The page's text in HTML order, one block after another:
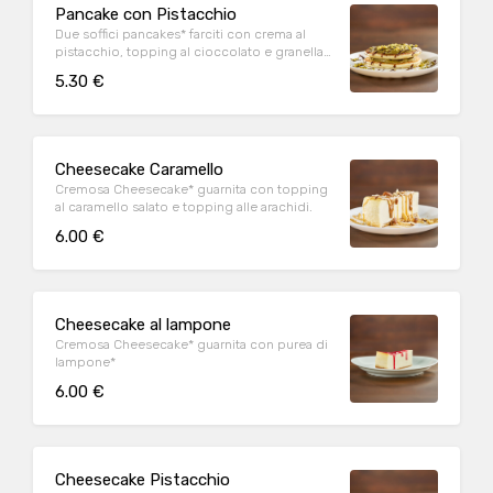
Pancake con Pistacchio
Due soffici pancakes* farciti con crema al
pistacchio, topping al cioccolato e granella
5.30 €
Cheesecake Caramello
Cremosa Cheesecake* guarnita con topping
al caramello salato e topping alle arachidi.
6.00 €
Cheesecake al lampone
Cremosa Cheesecake* guarnita con purea di
lampone*
6.00 €
Cheesecake Pistacchio